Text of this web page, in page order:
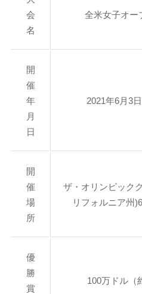
会
名
全米女子オー
開
催
年
月
日
2021年6月3
開
催
場
所
ザ・オリンピック
リフォルニア州
優
勝
賞
100万ドル（